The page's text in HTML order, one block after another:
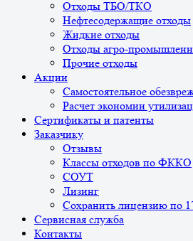
Отходы ТБО/ТКО
Нефтесодержащие отходы
Жидкие отходы
Отходы агро-
Прочие отходы
Акции
Самостоятельное
Расчет экономии
Сертификаты и патенты
Заказчику
Отзывы
Классы отходов по ФККО
СОУТ
Лизинг
Сохранить лицензию по
Сервисная служба
Контакты